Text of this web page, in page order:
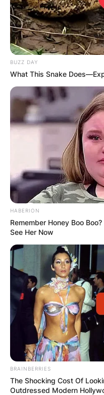
BUZZ DAY
What This Snake
HABERION
Remember Honey Boo
See Her Now
BRAINBERRIES
The Shocking Cost Of
Outdressed Modern